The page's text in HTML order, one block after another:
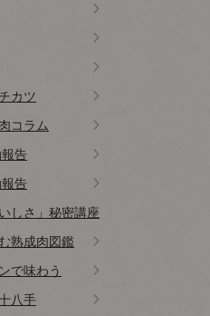
カツ
コラム
告
告
しさ」秘密講座
熟成肉図鑑
で味わう
八手